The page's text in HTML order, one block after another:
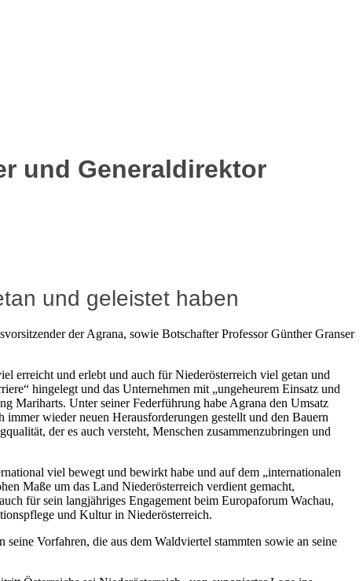
und Generaldirektor
und geleistet haben
der Agrana, sowie Botschafter Professor Günther Granser
erreicht und erlebt und auch für Niederösterreich viel getan und
hingelegt und das Unternehmen mit „ungeheurem Einsatz und
Mariharts. Unter seiner Federführung habe Agrana den Umsatz
wieder neuen Herausforderungen gestellt und den Bauern
der es auch versteht, Menschen zusammenzubringen und
viel bewegt und bewirkt habe und auf dem „internationalen
Maße um das Land Niederösterreich verdient gemacht,
für sein langjähriges Engagement beim Europaforum Wachau,
und Kultur in Niederösterreich.
Vorfahren, die aus dem Waldviertel stammten sowie an seine